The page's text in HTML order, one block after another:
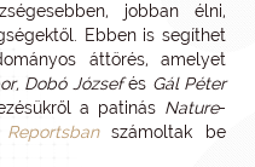
jobban élni,
Ebben is segíthet
áttörés, amelyet
Dobó Józsefés Gál Péter
a patinás Nature-
számoltak be